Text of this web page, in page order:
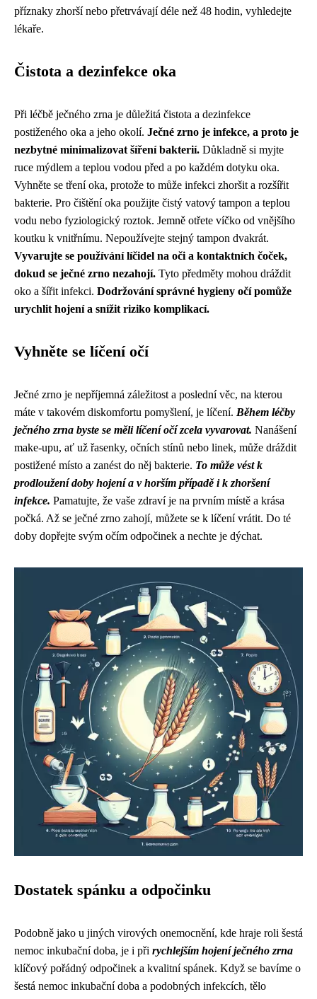
příznaky zhorší nebo přetrvávají déle než 48 hodin, vyhledejte
lékaře.
Čistota a dezinfekce oka
Při léčbě ječného zrna je důležitá čistota a dezinfekce
postiženého oka a jeho okolí. Ječné zrno je infekce, a proto je
nezbytné minimalizovat šíření bakterií. Důkladně si myjte
ruce mýdlem a teplou vodou před a po každém dotyku oka.
Vyhněte se tření oka, protože to může infekci zhoršit a rozšířit
bakterie. Pro čištění oka použijte čistý vatový tampon a teplou
vodu nebo fyziologický roztok. Jemně otřete víčko od vnějšího
koutku k vnitřnímu. Nepoužívejte stejný tampon dvakrát.
Vyvarujte se používání líčidel na oči a kontaktních čoček,
dokud se ječné zrno nezahojí. Tyto předměty mohou dráždit
oko a šířit infekci. Dodržování správné hygieny očí pomůže
urychlit hojení a snížit riziko komplikací.
Vyhněte se líčení očí
Ječné zrno je nepříjemná záležitost a poslední věc, na kterou
máte v takovém diskomfortu pomyšlení, je líčení. Během léčby
ječného zrna byste se měli líčení očí zcela vyvarovat. Nanášení
make-upu, ať už řasenky, očních stínů nebo linek, může dráždit
postižené místo a zanést do něj bakterie. To může vést k
prodloužení doby hojení a v horším případě i k zhoršení
infekce. Pamatujte, že vaše zdraví je na prvním místě a krása
počká. Až se ječné zrno zahojí, můžete se k líčení vrátit. Do té
doby dopřejte svým očím odpočinek a nechte je dýchat.
Dostatek spánku a odpočinku
Podobně jako u jiných virových onemocnění, kde hraje roli šestá
nemoc inkubační doba, je i při rychlejším hojení ječného zrna
klíčový pořádný odpočinek a kvalitní spánek. Když se bavíme o
šestá nemoc inkubační doba a podobných infekcích, tělo